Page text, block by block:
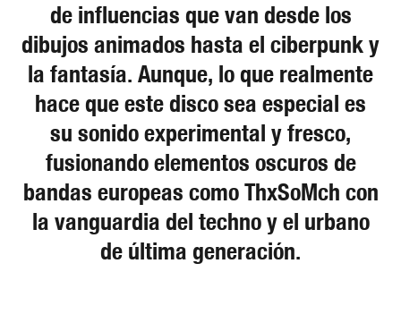
de influencias que van desde los
dibujos animados hasta el ciberpunk y
la fantasía. Aunque, lo que realmente
hace que este disco sea especial es
su sonido experimental y fresco,
fusionando elementos oscuros de
bandas europeas como ThxSoMch con
la vanguardia del techno y el urbano
de última generación.